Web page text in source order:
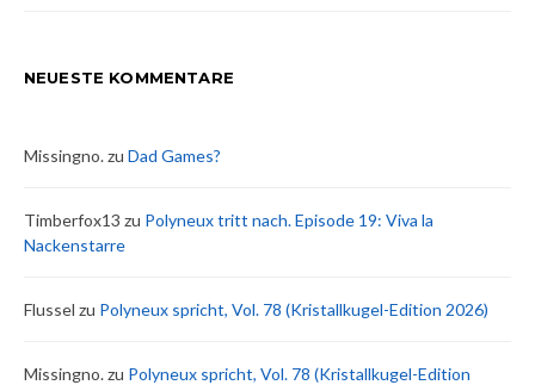
NEUESTE KOMMENTARE
Missingno.zu Dad Games?
Timberfox13 zu Polyneux tritt nach. Episode 19: Viva la
Nackenstarre
Flussel zu Polyneux spricht, Vol. 78 (Kristallkugel-Edition 2026)
Missingno.zu Polyneux spricht, Vol. 78 (Kristallkugel-Edition